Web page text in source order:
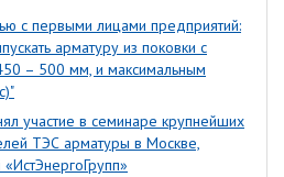
с первыми лицами предприятий:
арматуру из поковки с
– 500 мм, и максимальным
участие в семинаре крупнейших
ТЭС арматуры в Москве,